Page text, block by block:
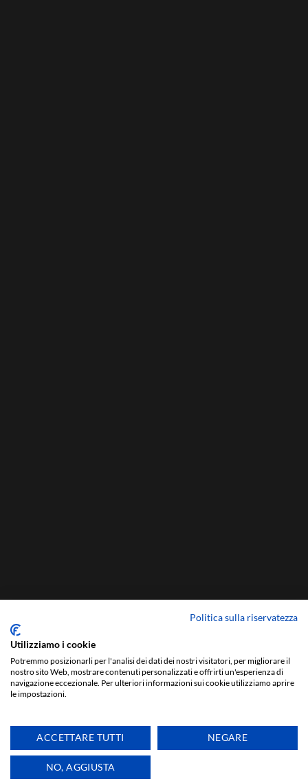
Politica sulla riservatezza
Utilizziamo i cookie
Potremmo posizionarli per l'analisi dei dati dei nostri visitatori, per migliorare il
nostro sito Web, mostrare contenuti personalizzati e offrirti un'esperienza di
navigazione eccezionale. Per ulteriori informazioni sui cookie utilizziamo aprire
le impostazioni.
ACCETTARE TUTTI NEGARE
NO, AGGIUSTA